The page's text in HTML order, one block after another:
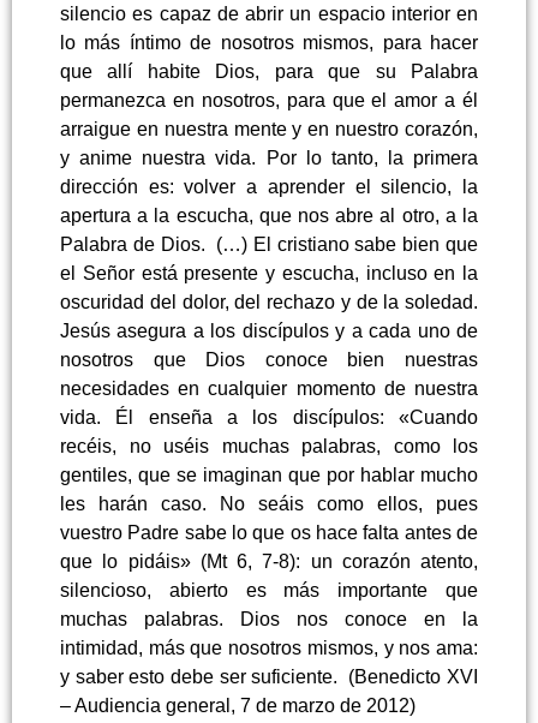
silencio es capaz de abrir un espacio interior en
lo más íntimo de nosotros mismos, para hacer
que allí habite Dios, para que su Palabra
permanezca en nosotros, para que el amor a él
arraigue en nuestra mente y en nuestro corazón,
y anime nuestra vida. Por lo tanto, la primera
dirección es: volver a aprender el silencio, la
apertura a la escucha, que nos abre al otro, a la
Palabra de Dios. (…) El cristiano sabe bien que
el Señor está presente y escucha, incluso en la
oscuridad del dolor, del rechazo y de la soledad.
Jesús asegura a los discípulos y a cada uno de
nosotros que Dios conoce bien nuestras
necesidades en cualquier momento de nuestra
vida. Él enseña a los discípulos: «Cuando
recéis, no uséis muchas palabras, como los
gentiles, que se imaginan que por hablar mucho
les harán caso. No seáis como ellos, pues
vuestro Padre sabe lo que os hace falta antes de
que lo pidáis» (Mt 6, 7-8): un corazón atento,
silencioso, abierto es más importante que
muchas palabras. Dios nos conoce en la
intimidad, más que nosotros mismos, y nos ama:
y saber esto debe ser suficiente. (Benedicto XVI
– Audiencia general, 7 de marzo de 2012)